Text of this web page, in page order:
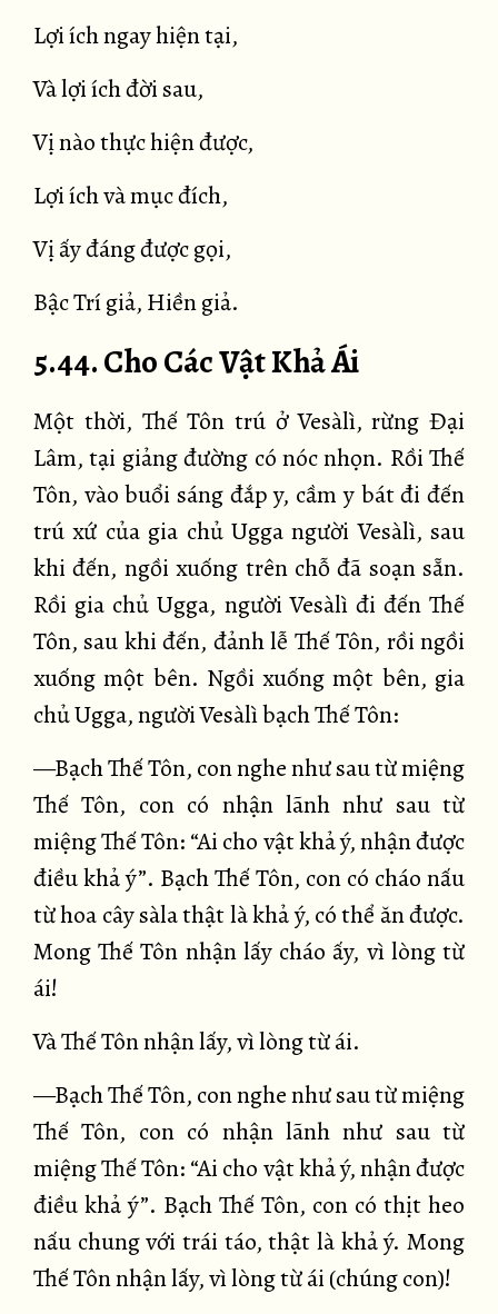
Lợi ích ngay hiện tại,
Và lợi ích đời sau,
Vị nào thực hiện được,
Lợi ích và mục đích,
Vị ấy đáng được gọi,
Bậc Trí giả, Hiền giả.
5.44. Cho Các Vật Khả Ái
Một thời, Thế Tôn trú ở Vesàlì, rừng Đại
Lâm, tại giảng đường có nóc nhọn. Rồi Thế
Tôn, vào buổi sáng đắp y, cầm y bát đi đến
trú xứ của gia chủ Ugga người Vesàlì, sau
khi đến, ngồi xuống trên chỗ đã soạn sẵn.
Rồi gia chủ Ugga, người Vesàlì đi đến Thế
Tôn, sau khi đến, đảnh lễ Thế Tôn, rồi ngồi
xuống một bên. Ngồi xuống một bên, gia
chủ Ugga, người Vesàlì bạch Thế Tôn:
—Bạch Thế Tôn, con nghe như sau từ miệng
Thế Tôn, con có nhận lãnh như sau từ
miệng Thế Tôn: “Ai cho vật khả ý, nhận được
điều khả ý”. Bạch Thế Tôn, con có cháo nấu
từ hoa cây sàla thật là khả ý, có thể ăn được.
Mong Thế Tôn nhận lấy cháo ấy, vì lòng từ
ái!
Và Thế Tôn nhận lấy, vì lòng từ ái.
—Bạch Thế Tôn, con nghe như sau từ miệng
Thế Tôn, con có nhận lãnh như sau từ
miệng Thế Tôn: “Ai cho vật khả ý, nhận được
điều khả ý”. Bạch Thế Tôn, con có thịt heo
nấu chung với trái táo, thật là khả ý. Mong
Thế Tôn nhận lấy, vì lòng từ ái (chúng con)!